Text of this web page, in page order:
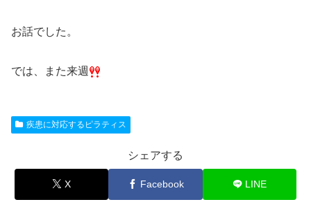
お話でした。
では、また来週
疾患に対応するピラティス
シェアする
X Facebook LINE